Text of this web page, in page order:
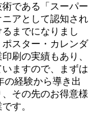
である「スーパー
アとして認知され
までになりまし
スター・カレンダ
刷の実績もあり、
ますので、まずは
経験から導き出
その先のお得意様
す。